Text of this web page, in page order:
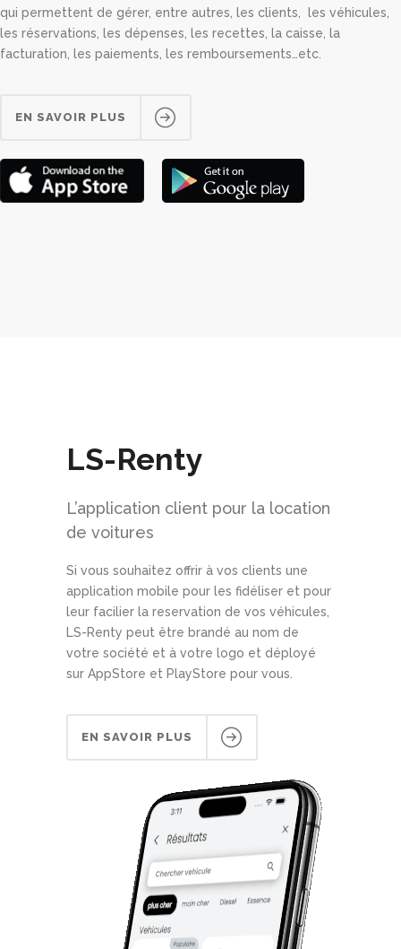
qui permettent de gérer, entre autres, les clients, les véhicules,
les réservations, les dépenses, les recettes, la caisse, la
facturation, les paiements, les remboursements…etc.
EN SAVOIR PLUS
LS-Renty
L’application client pour la location
de voitures
Si vous souhaitez offrir à vos clients une
application mobile pour les fidéliser et pour
leur facilier la reservation de vos véhicules,
LS-Renty peut être brandé au nom de
votre société et à votre logo et déployé
sur AppStore et PlayStore pour vous.
EN SAVOIR PLUS